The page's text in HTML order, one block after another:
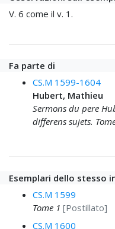
V. 6 come il v. 1.
Fa parte di
CS.M 1599-1604
Hubert, Mathieu
Sermons du pere
differens sujets.
Esemplari dello stesso
CS.M 1599
Tome 1 [Postillato]
CS.M 1600